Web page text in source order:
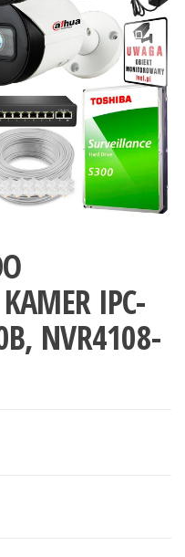
IPC-
NVR4108-